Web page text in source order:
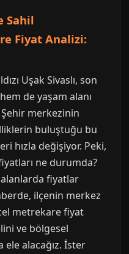
Sahil
Fiyat Analizi:
Uşak Sivaslı, son
de yaşam alanı
merkezinin
buluştuğu bu
hızla değişiyor. Peki,
ne durumda?
fiyatlar
ilçenin merkez
metrekare fiyat
ve bölgesel
ele alacağız. İster